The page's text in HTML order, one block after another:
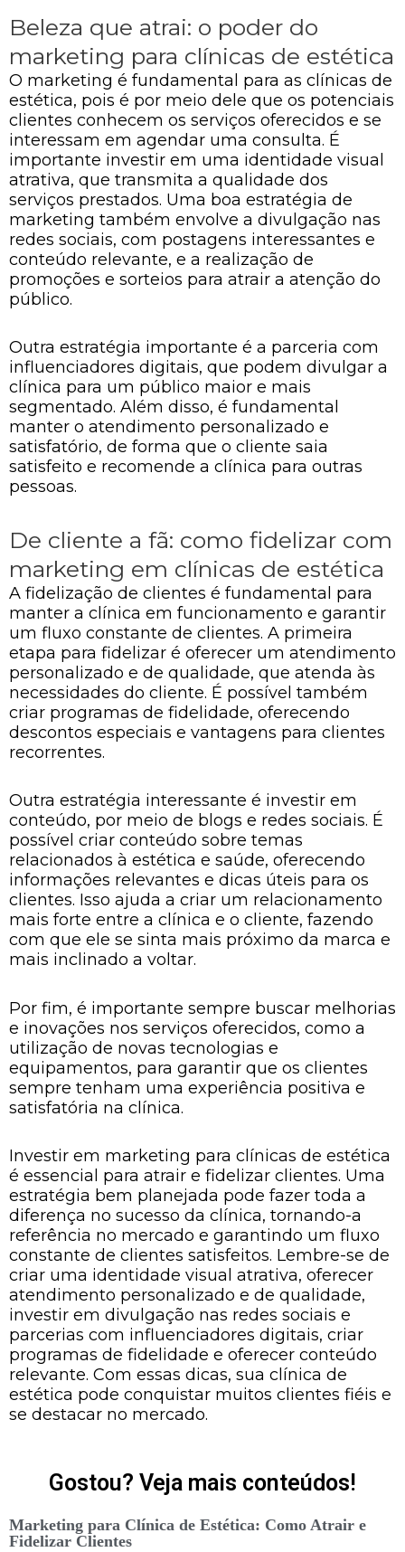
Beleza que atrai: o poder do
marketing para clínicas de estética
O marketing é fundamental para as clínicas de
estética, pois é por meio dele que os potenciais
clientes conhecem os serviços oferecidos e se
interessam em agendar uma consulta. É
importante investir em uma identidade visual
atrativa, que transmita a qualidade dos
serviços prestados. Uma boa estratégia de
marketing também envolve a divulgação nas
redes sociais, com postagens interessantes e
conteúdo relevante, e a realização de
promoções e sorteios para atrair a atenção do
público.
Outra estratégia importante é a parceria com
influenciadores digitais, que podem divulgar a
clínica para um público maior e mais
segmentado. Além disso, é fundamental
manter o atendimento personalizado e
satisfatório, de forma que o cliente saia
satisfeito e recomende a clínica para outras
pessoas.
De cliente a fã: como fidelizar com
marketing em clínicas de estética
A fidelização de clientes é fundamental para
manter a clínica em funcionamento e garantir
um fluxo constante de clientes. A primeira
etapa para fidelizar é oferecer um atendimento
personalizado e de qualidade, que atenda às
necessidades do cliente. É possível também
criar programas de fidelidade, oferecendo
descontos especiais e vantagens para clientes
recorrentes.
Outra estratégia interessante é investir em
conteúdo, por meio de blogs e redes sociais. É
possível criar conteúdo sobre temas
relacionados à estética e saúde, oferecendo
informações relevantes e dicas úteis para os
clientes. Isso ajuda a criar um relacionamento
mais forte entre a clínica e o cliente, fazendo
com que ele se sinta mais próximo da marca e
mais inclinado a voltar.
Por fim, é importante sempre buscar melhorias
e inovações nos serviços oferecidos, como a
utilização de novas tecnologias e
equipamentos, para garantir que os clientes
sempre tenham uma experiência positiva e
satisfatória na clínica.
Investir em marketing para clínicas de estética
é essencial para atrair e fidelizar clientes. Uma
estratégia bem planejada pode fazer toda a
diferença no sucesso da clínica, tornando-a
referência no mercado e garantindo um fluxo
constante de clientes satisfeitos. Lembre-se de
criar uma identidade visual atrativa, oferecer
atendimento personalizado e de qualidade,
investir em divulgação nas redes sociais e
parcerias com influenciadores digitais, criar
programas de fidelidade e oferecer conteúdo
relevante. Com essas dicas, sua clínica de
estética pode conquistar muitos clientes fiéis e
se destacar no mercado.
Gostou? Veja mais conteúdos!
Marketing para Clínica de Estética: Como Atrair e
Fidelizar Clientes